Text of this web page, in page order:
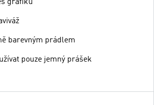
grafiku
barevným prádlem
pouze jemný prášek